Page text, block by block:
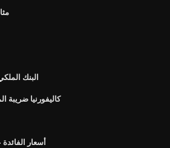
البنك
كاليفورنيا ضريبة
أسعار الفائدة